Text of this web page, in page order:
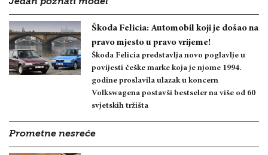
Škoda Felicia: Automobil koji je došao na
pravo mjesto u pravo vrijeme!
Škoda Felicia predstavlja novo poglavlje u
povijesti češke marke koja je njome 1994.
godine proslavila ulazak u koncern
Volkswagena postavši bestseler na više od 60
svjetskih tržišta
Prometne nesreće